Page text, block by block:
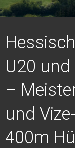
U20
–
und
400m